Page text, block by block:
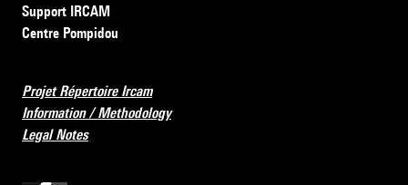
Support IRCAM
Centre Pompidou
Projet Répertoire Ircam
Information / Methodology
Legal Notes